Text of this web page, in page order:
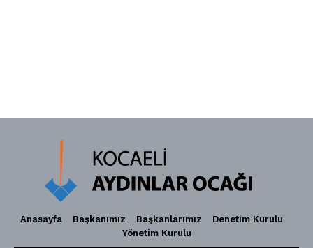
Anasayfa Başkanımız Başkanlarımız
Denetim Kurulu
Yönetim Kurulu